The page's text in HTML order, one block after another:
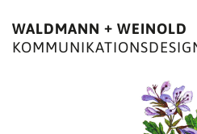
WALDMANN + WEINOLD